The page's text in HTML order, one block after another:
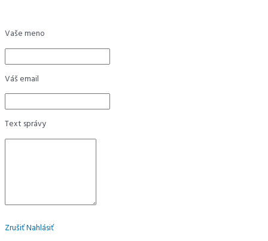
Vaše meno
Váš email
Text správy
ZrušiťNahlásiť